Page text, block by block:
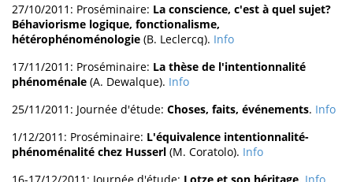
27/10/2011: Proséminaire: La conscience, c'est à quel sujet?
Béhaviorisme logique, fonctionalisme,
hétérophénoménologie (B. Leclercq). Info
17/11/2011: Proséminaire: La thèse de l'intentionnalité
phénoménale (A. Dewalque). Info
25/11/2011: Journée d'étude: Choses, faits, événements. Info
1/12/2011: Proséminaire: L'équivalence intentionnalité-
phénoménalité chez Husserl (M. Coratolo). Info